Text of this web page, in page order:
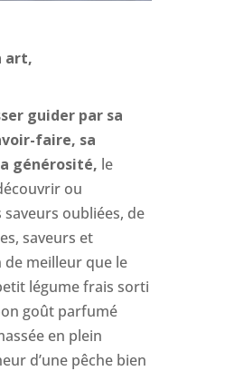
art,
guider par sa
faire, sa
générosité, le
ou
oubliées, de
saveurs et
meilleur que le
légume frais sorti
goût parfumé
en plein
d’une pêche bien